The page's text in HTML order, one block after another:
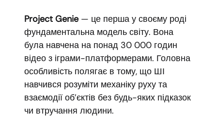
Project Genie— це перша у своєму роді
фундаментальна модель світу. Вона
була навчена на понад 30 000 годин
відео з іграми-платформерами. Головна
особливість полягає в тому, що ШІ
навчився розуміти механіку руху та
взаємодії об’єктів без будь-яких підказок
чи втручання людини.